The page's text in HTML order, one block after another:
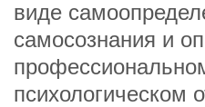
виде
самосознания и
психологическом